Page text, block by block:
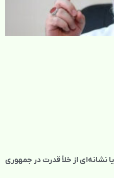
نشانه‌ای از خلأ قدرت در جمهوری